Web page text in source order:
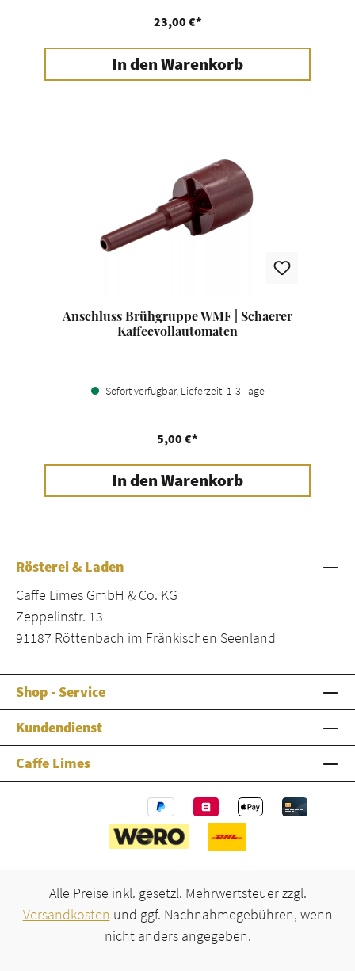
23,00 €*
In den Warenkorb
Anschluss Brühgruppe WMF | Schaerer
Kaffeevollautomaten
Sofort verfügbar, Lieferzeit: 1-3 Tage
5,00 €*
In den Warenkorb
Rösterei & Laden
Caffe Limes GmbH & Co. KG
Zeppelinstr. 13
91187 Röttenbach im Fränkischen Seenland
Shop - Service
Kundendienst
Caffe Limes
Alle Preise inkl. gesetzl. Mehrwertsteuer zzgl.
Versandkosten und ggf. Nachnahmegebühren, wenn
nicht anders angegeben.